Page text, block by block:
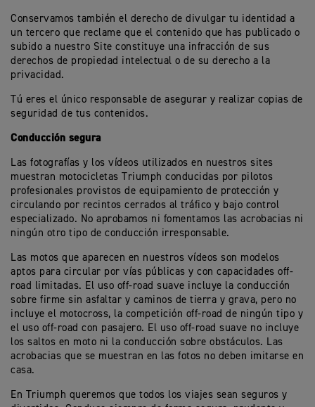
Conservamos también el derecho de divulgar tu identidad a
un tercero que reclame que el contenido que has publicado o
subido a nuestro Site constituye una infracción de sus
derechos de propiedad intelectual o de su derecho a la
privacidad.
Tú eres el único responsable de asegurar y realizar copias de
seguridad de tus contenidos.
Conducción segura
Las fotografías y los vídeos utilizados en nuestros sites
muestran motocicletas Triumph conducidas por pilotos
profesionales provistos de equipamiento de protección y
circulando por recintos cerrados al tráfico y bajo control
especializado. No aprobamos ni fomentamos las acrobacias ni
ningún otro tipo de conducción irresponsable.
Las motos que aparecen en nuestros vídeos son modelos
aptos para circular por vías públicas y con capacidades off-
road limitadas. El uso off-road suave incluye la conducción
sobre firme sin asfaltar y caminos de tierra y grava, pero no
incluye el motocross, la competición off-road de ningún tipo y
el uso off-road con pasajero. El uso off-road suave no incluye
los saltos en moto ni la conducción sobre obstáculos. Las
acrobacias que se muestran en las fotos no deben imitarse en
casa.
En Triumph queremos que todos los viajes sean seguros y